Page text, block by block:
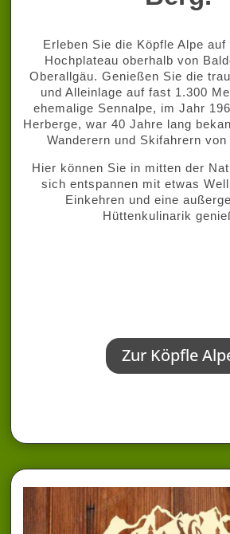
Erleben Sie die Köpfle Alpe auf
Hochplateau oberhalb von
Oberallgäu. Genießen Sie die
und Alleinlage auf fast 1.300
ehemalige Sennalpe, im Jahr
Herberge, war 40 Jahre lang
Wanderern und Skifahrern
Hier können Sie in mitten der
sich entspannen mit etwas
Einkehren und eine
Hüttenkulinarik
Zur Köpfle